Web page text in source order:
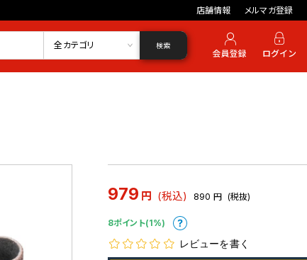
店舗情報 メルマガ登録
全カテゴリ 検索
979 円 (税込) 890 円 (税抜)
8ポイント(1%)
レビューを書く